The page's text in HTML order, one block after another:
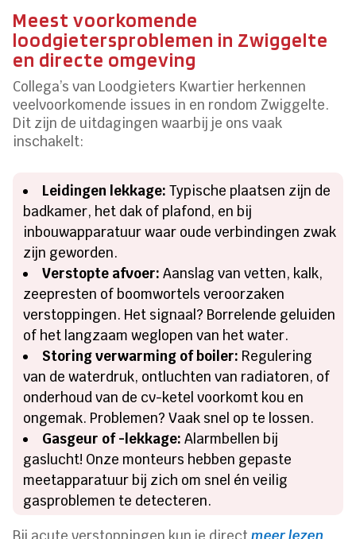
Meest voorkomende
loodgietersproblemen in Zwiggelte
en directe omgeving
Collega’s van Loodgieters Kwartier herkennen
veelvoorkomende issues in en rondom Zwiggelte.
Dit zijn de uitdagingen waarbij je ons vaak
inschakelt:
Leidingen lekkage: Typische plaatsen zijn de
badkamer, het dak of plafond, en bij
inbouwapparatuur waar oude verbindingen zwak
zijn geworden.
Verstopte afvoer: Aanslag van vetten, kalk,
zeepresten of boomwortels veroorzaken
verstoppingen. Het signaal? Borrelende geluiden
of het langzaam weglopen van het water.
Storing verwarming of boiler: Regulering
van de waterdruk, ontluchten van radiatoren, of
onderhoud van de cv-ketel voorkomt kou en
ongemak. Problemen? Vaak snel op te lossen.
Gasgeur of -lekkage: Alarmbellen bij
gaslucht! Onze monteurs hebben gepaste
meetapparatuur bij zich om snel én veilig
gasproblemen te detecteren.